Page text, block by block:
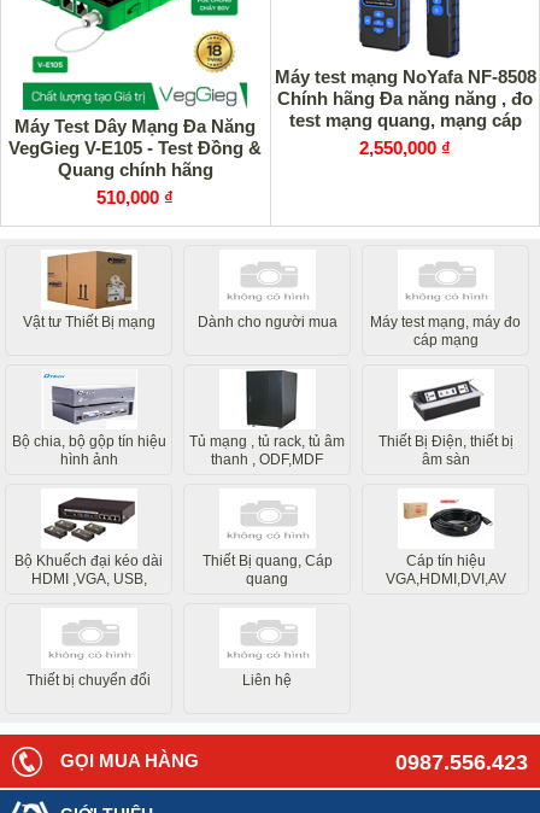
Máy Test Dây Mạng Đa Năng
VegGieg V-E105 - Test Đồng &
Quang chính hãng
510,000 ₫
Máy test mạng NoYafa NF-8508
Chính hãng Đa năng năng , đo
test mạng quang, mạng cáp
đồng
2,550,000 ₫
Vật tư Thiết Bị mạng Dành cho người mua
Máy test mạng, máy đo
cáp mạng
Bộ chia, bộ gộp tín hiệu
hình ảnh
Tủ mạng , tủ rack, tủ âm
thanh , ODF,MDF
Thiết Bị Điện, thiết bị
âm sàn
Bộ Khuếch đại kéo dài
HDMI ,VGA, USB,
Thiết Bị quang, Cáp
quang
Cáp tín hiệu
VGA,HDMI,DVI,AV
Thiết bị chuyển đổi Liên hệ
0987.556.423
GỌI MUA HÀNG